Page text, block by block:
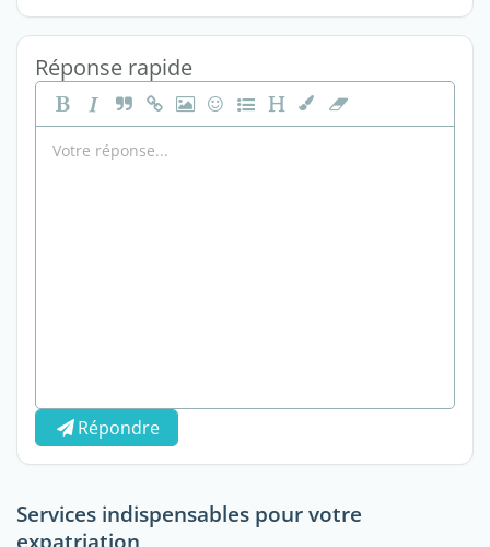
Réponse rapide
Répondre
Services indispensables pour votre
expatriation